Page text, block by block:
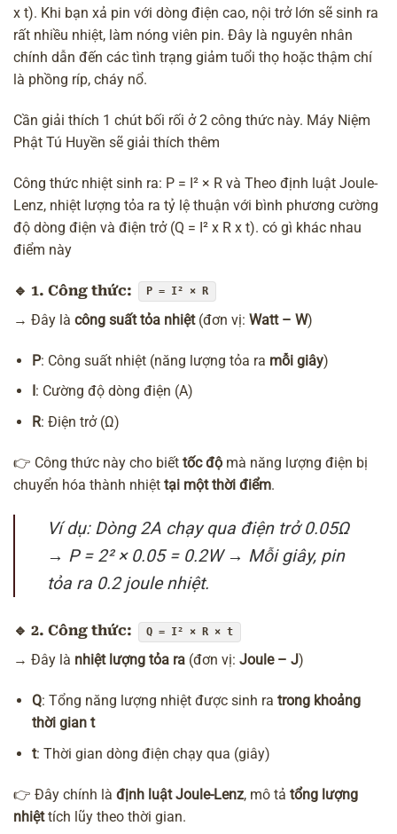
x t). Khi bạn xả pin với dòng điện cao, nội trở lớn sẽ sinh ra
rất nhiều nhiệt, làm nóng viên pin. Đây là nguyên nhân
chính dẫn đến các tình trạng giảm tuổi thọ hoặc thậm chí
là phồng ríp, cháy nổ.
Cần giải thích 1 chút bối rối ở 2 công thức này. Máy Niệm
Phật Tú Huyền sẽ giải thích thêm
Công thức nhiệt sinh ra: P = I² × R và Theo định luật Joule-
Lenz, nhiệt lượng tỏa ra tỷ lệ thuận với bình phương cường
độ dòng điện và điện trở (Q = I² x R x t). có gì khác nhau
điểm này
🔹 1. Công thức: P = I² × R
→ Đây là công suất tỏa nhiệt(đơn vị: Watt – W)
P: Công suất nhiệt (năng lượng tỏa ra mỗi giây)
: Cường độ dòng điện (A)
R: Điện trở (Ω)
👉 Công thức này cho biết tốc độ mà năng lượng điện bị
chuyển hóa thành nhiệt tại một thời điểm.
Ví dụ: Dòng 2A chạy qua điện trở 0.05Ω
→ P = 2² × 0.05 = 0.2W → Mỗi giây, pin
tỏa ra 0.2 joule nhiệt.
🔹 2. Công thức: Q = I² × R × t
→ Đây là nhiệt lượng tỏa ra (đơn vị: Joule – J)
Q: Tổng năng lượng nhiệt được sinh ra trong khoảng
thời gian t
t: Thời gian dòng điện chạy qua (giây)
👉 Đây chính là định luật Joule-Lenz, mô tả tổng lượng
nhiệttích lũy theo thời gian.